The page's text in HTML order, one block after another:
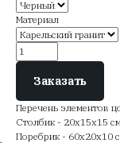
Материал
Заказать
Перечень элементов
Столбик - 20х15х15
Поребрик - 60х20х10